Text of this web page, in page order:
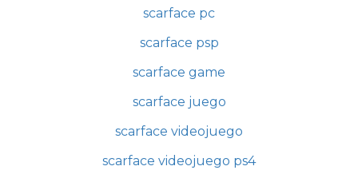
scarface pc
scarface psp
scarface game
scarface juego
scarface videojuego
scarface videojuego ps4